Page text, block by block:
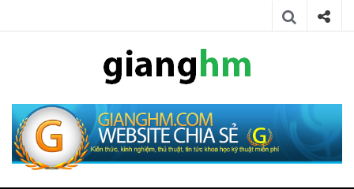
gianghm
kỹ thuật miễn phí